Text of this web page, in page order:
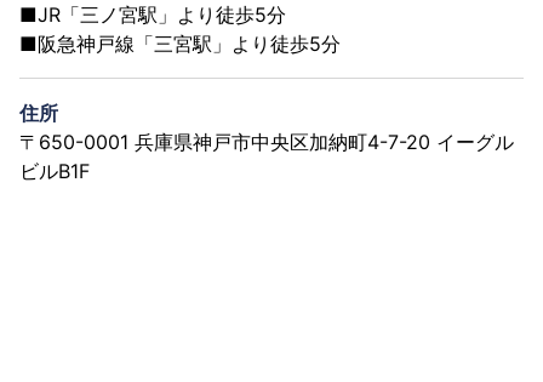
■JR「三ノ宮駅」より徒歩5分
■阪急神戸線「三宮駅」より徒歩5分
住所
〒650-0001 兵庫県神戸市中央区加納町4-7-20 イーグル
ビルB1F